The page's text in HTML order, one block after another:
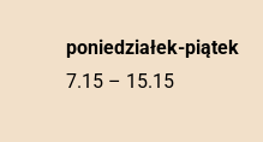
poniedziałek-piątek
7.15 – 15.15